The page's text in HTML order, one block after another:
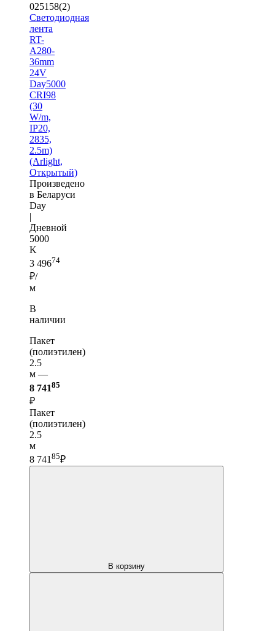
025158(2)
Светодиодная
лента
RT-
A280-
36mm
24V
Day5000
CRI98
(30
W/m,
IP20,
2835,
2.5m)
(Arlight,
Открытый)
Произведено
в Беларуси
Day
|
Дневной
5000
K
3 49674
₽/
м
В
наличии
Пакет
(полиэтилен)
2.5
м —
8 74185
₽
Пакет
(полиэтилен)
2.5
м
8 741 85₽
В корзину